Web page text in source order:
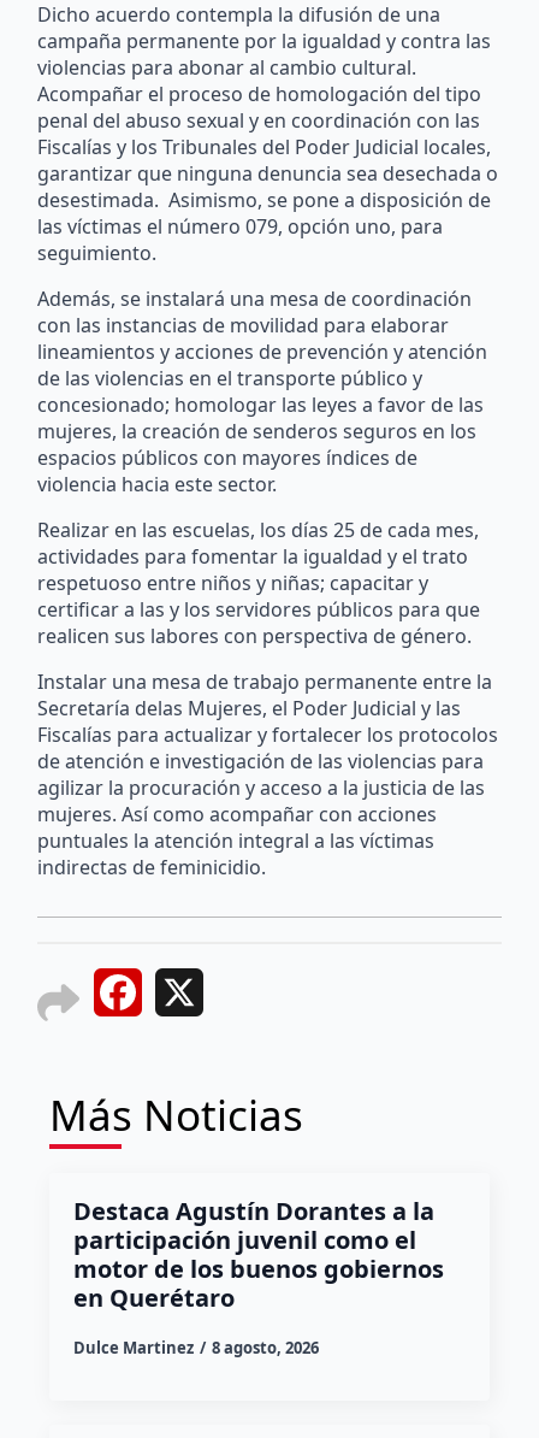
Dicho acuerdo contempla la difusión de una
campaña permanente por la igualdad y contra las
violencias para abonar al cambio cultural.
Acompañar el proceso de homologación del tipo
penal del abuso sexual y en coordinación con las
Fiscalías y los Tribunales del Poder Judicial locales,
garantizar que ninguna denuncia sea desechada o
desestimada. Asimismo, se pone a disposición de
las víctimas el número 079, opción uno, para
seguimiento.
Además, se instalará una mesa de coordinación
con las instancias de movilidad para elaborar
lineamientos y acciones de prevención y atención
de las violencias en el transporte público y
concesionado; homologar las leyes a favor de las
mujeres, la creación de senderos seguros en los
espacios públicos con mayores índices de
violencia hacia este sector.
Realizar en las escuelas, los días 25 de cada mes,
actividades para fomentar la igualdad y el trato
respetuoso entre niños y niñas; capacitar y
certificar a las y los servidores públicos para que
realicen sus labores con perspectiva de género.
Instalar una mesa de trabajo permanente entre la
Secretaría delas Mujeres, el Poder Judicial y las
Fiscalías para actualizar y fortalecer los protocolos
de atención e investigación de las violencias para
agilizar la procuración y acceso a la justicia de las
mujeres. Así como acompañar con acciones
puntuales la atención integral a las víctimas
indirectas de feminicidio.
Facebook
Más Noticias
Destaca Agustín Dorantes a la
participación juvenil como el
motor de los buenos gobiernos
en Querétaro
Dulce Martinez 8 agosto, 2026